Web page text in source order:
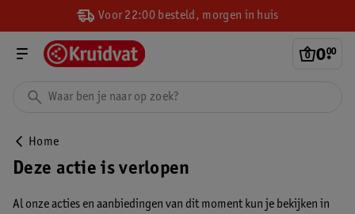
Voor 22:00 besteld, morgen in huis
0.
00
Home
Deze actie is verlopen
Al onze acties en aanbiedingen van dit moment kun je bekijken in